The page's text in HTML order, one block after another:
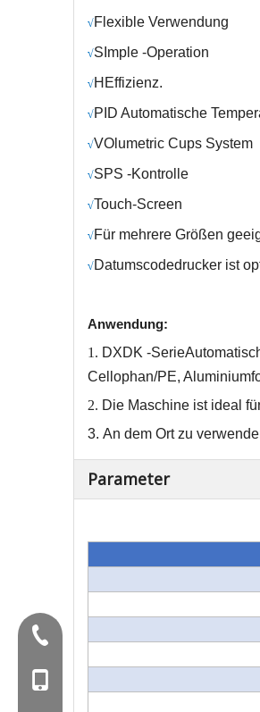
√Fl exible Verwendung
√S Imple -Operation
√H Effizienz.
√PID Automatische
√VOlumetric Cups System
√SPS -Kontrolle
√Touch-Screen
√Für mehrere Größen
√Datumscodedrucker ist
Anwendung:
1. DXDK -Serie
Cellophan/PE,
2. Die Maschine ist ideal
3. An dem Ort zu
Parameter